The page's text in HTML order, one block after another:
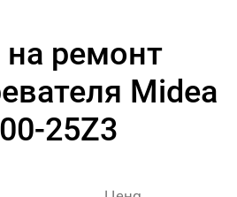
ремонт
Midea
25Z3